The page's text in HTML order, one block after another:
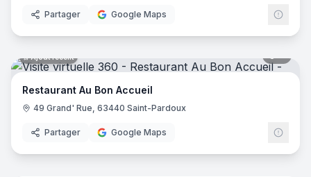
Partager Google Maps
Ajout récent
Restaurant Au Bon Accueil
49 Grand' Rue, 63440 Saint-Pardoux
Partager Google Maps
16